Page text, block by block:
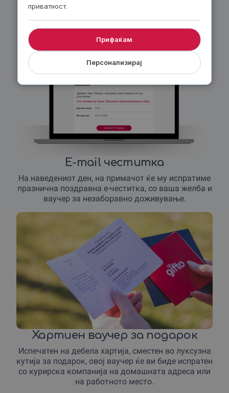
Изберете електронски ваучер и ќе го добиете
30 денари попуст за секој е-ваучер.
E-mail честитка
На наведениот ден, на примачот ќе му испратиме
празнична поздравна е-честитка, со ваша желба и
ваучер за незаборавно доживување.
Хартиен ваучер за подарок
Испечатен на дебела хартија, сместен во луксузна
кутија за подарок, овој ваучер ќе ви биде испратен
со курирска компанија на домашната адреса или
на работното место.
приватност.
Персонализирај
Прифаќам